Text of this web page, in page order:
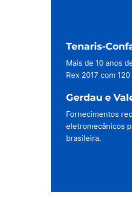
Tenaris-
Mais de 10 anos
Rex 2017 com
Gerdau e
Fornecimentos
eletromecânicos
brasileira.